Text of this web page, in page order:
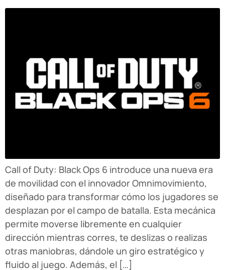
Call of Duty: Black Ops 6 introduce una nueva era
de movilidad con el innovador Omnimovimiento,
diseñado para transformar cómo los jugadores se
desplazan por el campo de batalla. Esta mecánica
permite moverse libremente en cualquier
dirección mientras corres, te deslizas o realizas
otras maniobras, dándole un giro estratégico y
fluido al juego. Además, el […]